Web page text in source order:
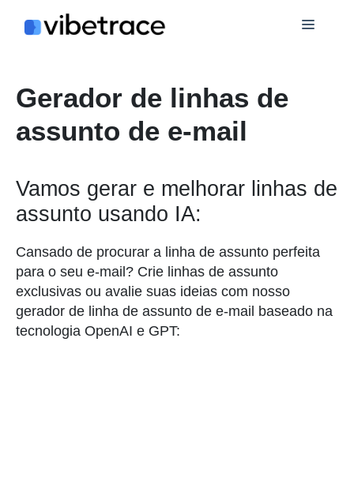
para
Gerador de linhas de
assunto de e-mail
Vamos gerar e melhorar linhas de
assunto usando IA:
Cansado de procurar a linha de assunto perfeita
para o seu e-mail? Crie linhas de assunto
exclusivas ou avalie suas ideias com nosso
gerador de linha de assunto de e-mail baseado na
tecnologia OpenAI e GPT: